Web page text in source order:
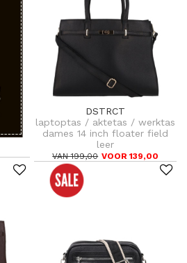
DSTRCT
laptoptas / aktetas / werktas
dames 14 inch floater field
leer
VAN 199,00 VOOR 139,00